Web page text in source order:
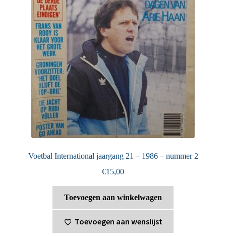
Voetbal International jaargang 21 – 1986 – nummer 2
€15,00
Toevoegen aan winkelwagen
Toevoegen aan wenslijst